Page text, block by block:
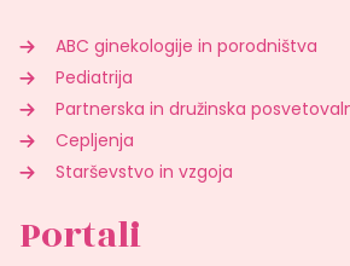
ABC ginekologije in porodništva
Pediatrija
Partnerska in družinska
Cepljenja
Starševstvo in vzgoja
Portali